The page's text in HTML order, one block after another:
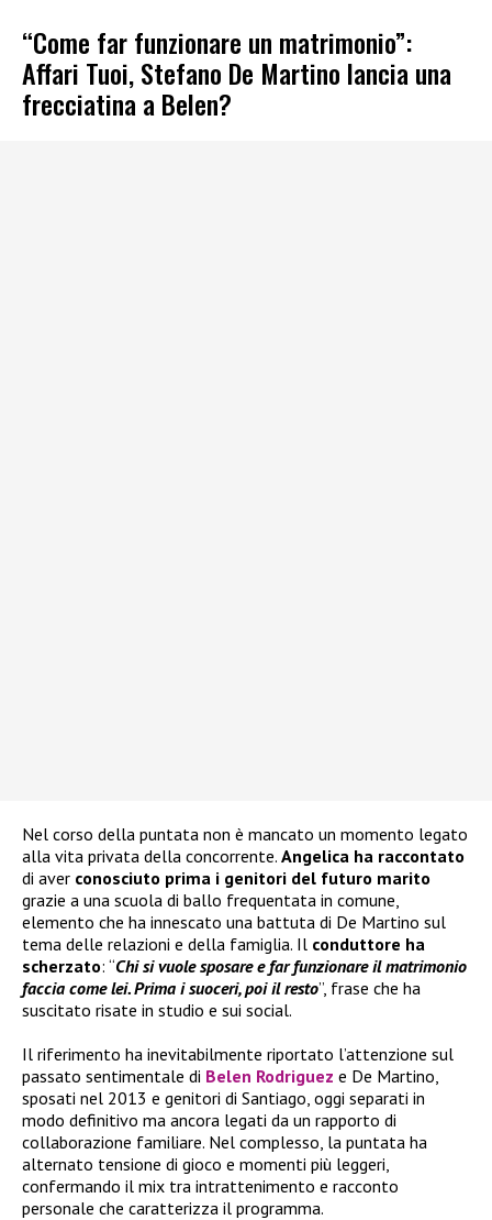
“Come far funzionare un matrimonio”:
Affari Tuoi, Stefano De Martino lancia una
frecciatina a Belen?
Nel corso della puntata non è mancato un momento legato
alla vita privata della concorrente. Angelica ha raccontato
di aver conosciuto prima i genitori del futuro marito
grazie a una scuola di ballo frequentata in comune,
elemento che ha innescato una battuta di De Martino sul
tema delle relazioni e della famiglia. Il conduttore ha
scherzato: “Chi si vuole sposare e far funzionare il matrimonio
faccia come lei. Prima i suoceri, poi il resto”, frase che ha
suscitato risate in studio e sui social.
Il riferimento ha inevitabilmente riportato l’attenzione sul
passato sentimentale di Belen Rodriguez e De Martino,
sposati nel 2013 e genitori di Santiago, oggi separati in
modo definitivo ma ancora legati da un rapporto di
collaborazione familiare. Nel complesso, la puntata ha
alternato tensione di gioco e momenti più leggeri,
confermando il mix tra intrattenimento e racconto
personale che caratterizza il programma.